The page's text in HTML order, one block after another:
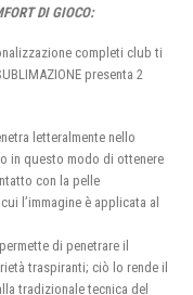
DI GIOCO:
completi club ti
presenta 2
letteralmente nello
in questo modo di ottenere
con la pelle
l’immagine è applicata al
di penetrare il
traspiranti; ciò lo rende il
tradizionale tecnica del